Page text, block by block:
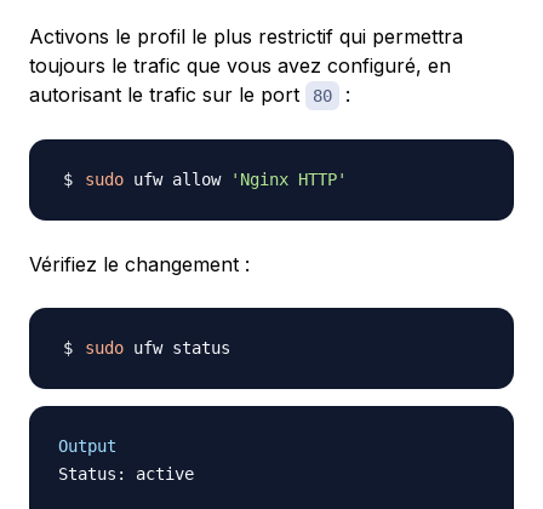
Activons le profil le plus restrictif qui permettra
toujours le trafic que vous avez configuré, en
autorisant le trafic sur le port
80 :
sudo ufw allow 'Nginx HTTP'
Vérifiez le changement :
sudo
Output
Status: active